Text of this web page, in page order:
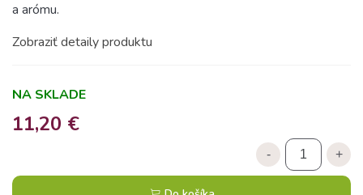
a arómu.
Zobraziť detaily produktu
NA SKLADE
11,20 €
- +